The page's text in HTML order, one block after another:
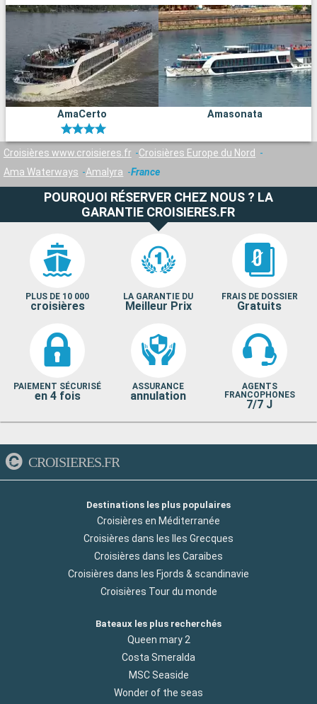
AmaCerto Amasonata
Croisières www.croisieres.fr
Croisières Europe du Nord
Ama Waterways
Amalyra France
POURQUOI RÉSERVER CHEZ NOUS ? LA
GARANTIE CROISIERES.FR
PLUS DE 10 000
croisières
LA GARANTIE DU
Meilleur Prix
FRAIS DE DOSSIER
Gratuits
PAIEMENT SÉCURISÉ
en 4 fois
ASSURANCE
annulation
AGENTS
FRANCOPHONES
7/7 J
CROISIERES.FR
Destinations les plus populaires
Croisières en Méditerranée
Croisières dans les Iles Grecques
Croisières dans les Caraibes
Croisières dans les Fjords & scandinavie
Croisières Tour du monde
Bateaux les plus recherchés
Queen mary 2
Costa Smeralda
MSC Seaside
Wonder of the seas